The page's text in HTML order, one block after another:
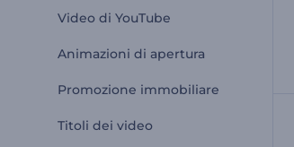
Video di YouTube
Animazioni di apertura
Promozione immobiliare
Titoli dei video